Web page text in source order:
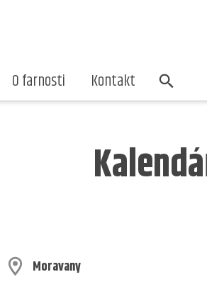
O farnosti Kontakt
Moravany